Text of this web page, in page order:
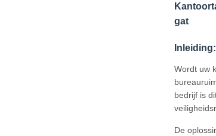
gat
Wordt uw
bedrijf is
De